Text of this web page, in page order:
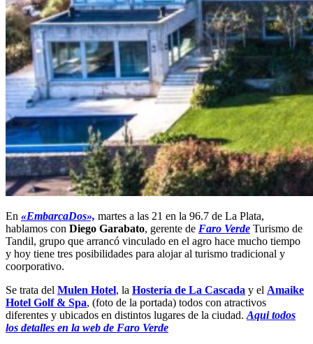
En «EmbarcaDos», martes a las 21 en la 96.7 de La Plata,
hablamos con Diego Garabato, gerente de Faro Verde Turismo de
Tandil, grupo que arrancó vinculado en el agro hace mucho tiempo
y hoy tiene tres posibilidades para alojar al turismo tradicional y
coorporativo.
Se trata del Mulen Hotel, la Hostería de La Cascada y el Amaike
Hotel Golf & Spa, (foto de la portada) todos con atractivos
diferentes y ubicados en distintos lugares de la ciudad. Aqui todos
los detalles en la web de Faro Verde